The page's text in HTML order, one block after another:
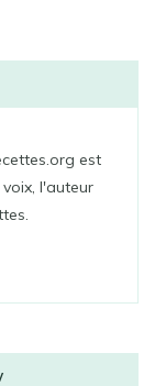
est
l'auteur